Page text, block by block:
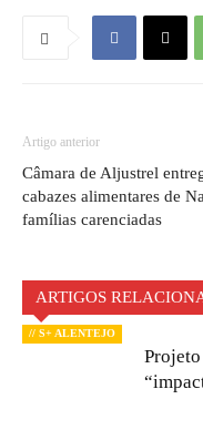
Artigo anterior
Câmara de Aljustrel
cabazes alimentares de
famílias carenciadas
ARTIGOS
// S+ ALENTEJO